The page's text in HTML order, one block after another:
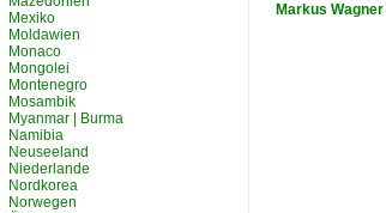
Markus Wagner
Mexiko
Moldawien
Monaco
Mongolei
Montenegro
Mosambik
Myanmar | Burma
Namibia
Neuseeland
Niederlande
Nordkorea
Norwegen